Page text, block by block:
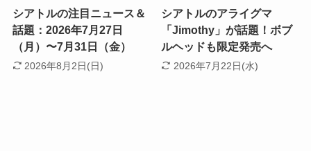
シアトルの注目ニュース＆
話題：2026年7月27日
（月）〜7月31日（金）
2026年8月2日(日)
シアトルのアライグマ
「Jimothy」が話題！ボブ
ルヘッドも限定発売へ
2026年7月22日(水)